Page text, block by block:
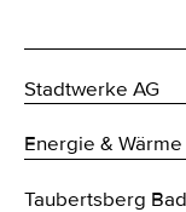
Stadtwerke AG
Energie & Wärme
Taubertsberg Bad